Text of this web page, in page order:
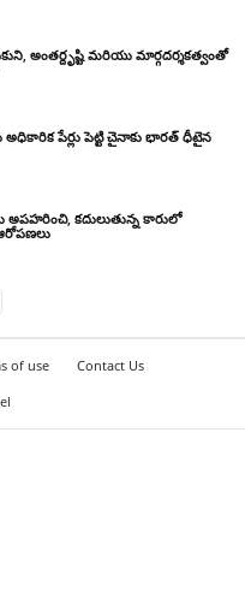
అంతర్దృష్టి మరియు మార్గదర్శకత్వంతో
పేర్లు పెట్టి చైనాకు భారత్ ధీటైన
అపహరించి, కదులుతున్న కారులో
of use
Contact Us